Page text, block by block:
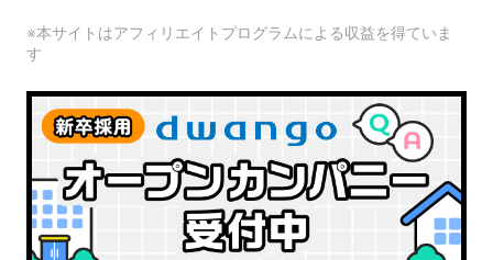
※本サイトはアフィリエイトプログラムによる収益を得ていま
す